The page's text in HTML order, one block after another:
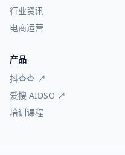
行业资讯
电商运营
产品
抖查查 ↗
爱搜 AIDSO ↗
培训课程